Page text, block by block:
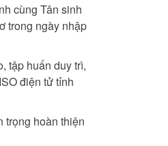
cùng Tân sinh
trong ngày nhập
tập huấn duy trì,
điện tử tỉnh
trọng hoàn thiện